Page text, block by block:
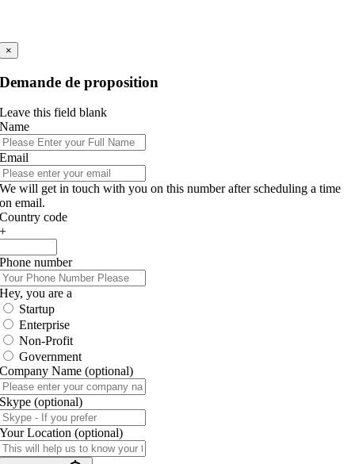
×
Demande de proposition
Leave this field blank
Name
Email
We will get in touch with you on this number after scheduling a time
on email.
Country code
+
Phone number
Hey, you are a
Startup
Enterprise
Non-Profit
Government
Company Name (optional)
Skype (optional)
Your Location (optional)